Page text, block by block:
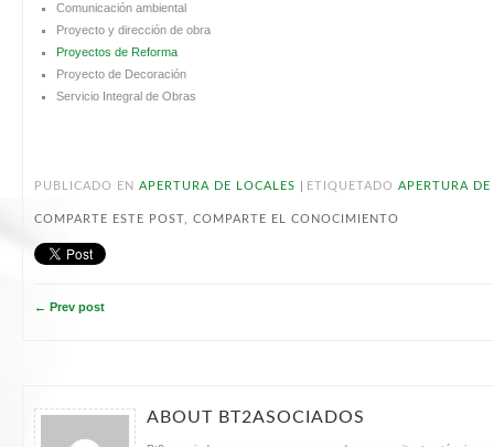
Comunicación ambiental
Proyecto y dirección de obra
Proyectos de Reforma
Proyecto de Decoración
Servicio Integral de Obras
PUBLICADO EN APERTURA DE LOCALES ETIQUETADO APERTURA DE
COMPARTE ESTE POST, COMPARTE EL CONOCIMIENTO
← Prev post
ABOUT BT2ASOCIADOS